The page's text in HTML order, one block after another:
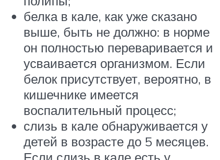
белка в кале, как уже сказано
выше, быть не должно: в норме
он полностью переваривается и
усваивается организмом. Если
белок присутствует, вероятно, в
кишечнике имеется
воспалительный процесс;
слизь в кале обнаруживается у
детей в возрасте до 5 месяцев.